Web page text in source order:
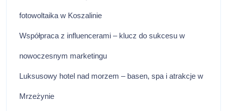
fotowoltaika w Koszalinie
Współpraca z influencerami – klucz do sukcesu w
nowoczesnym marketingu
Luksusowy hotel nad morzem – basen, spa i atrakcje w
Mrzeżynie